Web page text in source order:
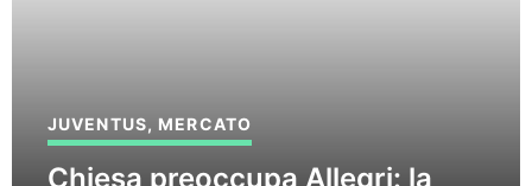
JUVENTUS, MERCATO
Chiesa preoccupa Allegri: la